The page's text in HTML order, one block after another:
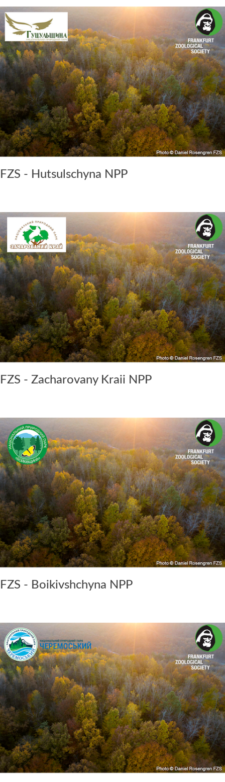
FZS - Hutsulschyna NPP
FZS - Zacharovany Kraii NPP
FZS - Boikivshchyna NPP